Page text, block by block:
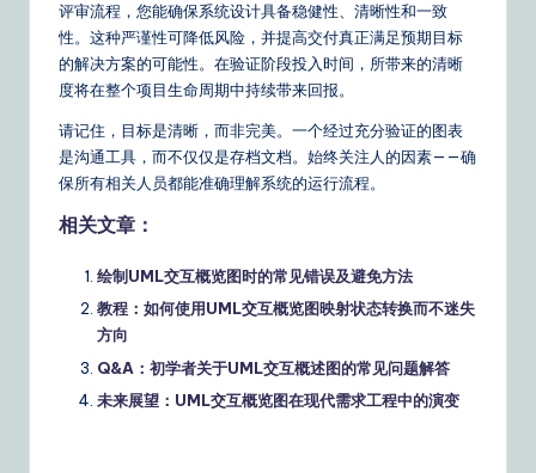
评审流程，您能确保系统设计具备稳健性、清晰性和一致
性。这种严谨性可降低风险，并提高交付真正满足预期目标
的解决方案的可能性。在验证阶段投入时间，所带来的清晰
度将在整个项目生命周期中持续带来回报。
请记住，目标是清晰，而非完美。一个经过充分验证的图表
是沟通工具，而不仅仅是存档文档。始终关注人的因素——确
保所有相关人员都能准确理解系统的运行流程。
相关文章：
绘制UML交互概览图时的常见错误及避免方法
教程：如何使用UML交互概览图映射状态转换而不迷失
方向
Q&A：初学者关于UML交互概述图的常见问题解答
未来展望：UML交互概览图在现代需求工程中的演变